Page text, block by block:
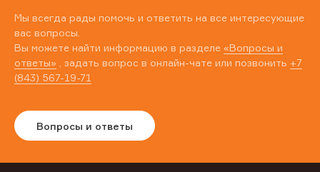
Мы всегда рады помочь и ответить на все интересующие
вас вопросы.
Вы можете найти информацию в разделе «Вопросы и
ответы» , задать вопрос в онлайн-чате или позвонить +7
(843) 567-19-71
Вопросы и ответы